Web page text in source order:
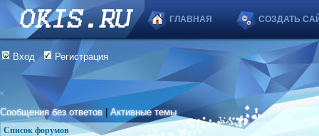
ГЛАВНАЯ СОЗДАТЬ
Вход Регистрация
Сообщения без ответов |Активные темы
Список форумов